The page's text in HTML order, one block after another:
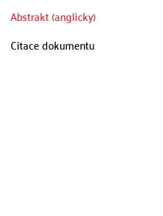
Abstrakt (anglicky)
Citace dokumentu